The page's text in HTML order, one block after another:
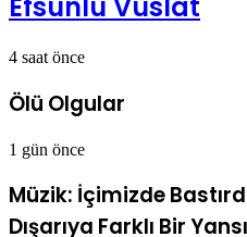
Efsunlu Vuslat
4 saat önce
Ölü Olgular
1 gün önce
Müzik: İçimizde
Dışarıya Farklı Bir